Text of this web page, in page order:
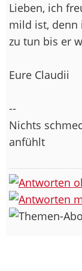
Lieben, ich
mild ist, denn
zu tun bis er
Eure Claudii
--
Nichts
anfühlt